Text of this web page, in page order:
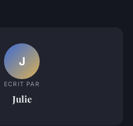
J
ECRIT PAR
Julie